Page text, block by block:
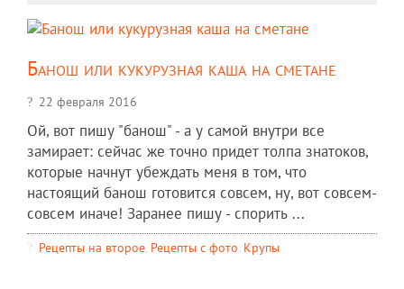
Банош или кукурузная каша на сметане
22 февраля 2016
Ой, вот пишу "банош" - а у самой внутри все
замирает: сейчас же точно придет толпа знатоков,
которые начнут убеждать меня в том, что
настоящий банош готовится совсем, ну, вот совсем-
совсем иначе! Заранее пишу - спорить ...
Рецепты на второе, Рецепты c фото, Крупы